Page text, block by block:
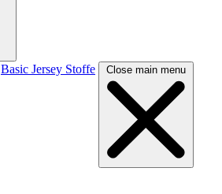
Basic Jersey Stoffe Close main menu